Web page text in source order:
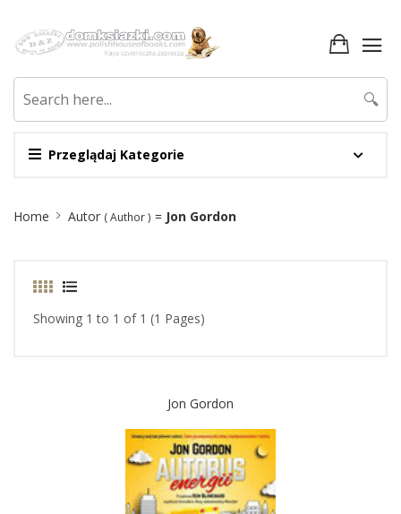
Przeglądaj Kategorie
🔍
Breadcrumb
Home Autor ( Author ) = Jon Gordon
Showing 1 to 1 of 1 (1 Pages)
Jon Gordon